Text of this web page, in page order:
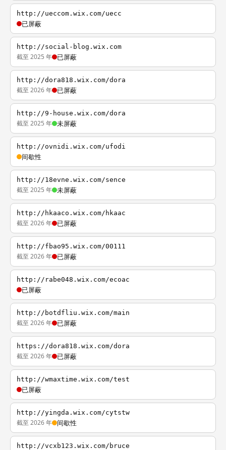
http://ueccom.wix.com/uecc
已屏蔽
http://social-blog.wix.com
截至 2025 年 已屏蔽
http://dora818.wix.com/dora
截至 2026 年 已屏蔽
http://9-house.wix.com/dora
截至 2025 年 未屏蔽
http://ovnidi.wix.com/ufodi
间歇性
http://18evne.wix.com/sence
截至 2025 年 未屏蔽
http://hkaaco.wix.com/hkaac
截至 2026 年 已屏蔽
http://fbao95.wix.com/00111
截至 2026 年 已屏蔽
http://rabe048.wix.com/ecoac
已屏蔽
http://botdfliu.wix.com/main
截至 2026 年 已屏蔽
https://dora818.wix.com/dora
截至 2026 年 已屏蔽
http://wmaxtime.wix.com/test
已屏蔽
http://yingda.wix.com/cytstw
截至 2026 年 间歇性
http://vcxb123.wix.com/bruce